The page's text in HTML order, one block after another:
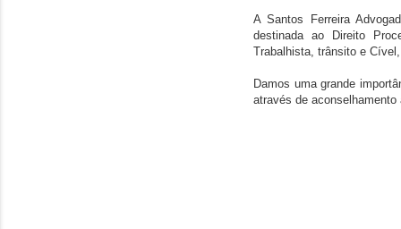
A Santos Ferreira
destinada ao Direito
Trabalhista, trânsito e
Damos uma grande
através de aconselhamento